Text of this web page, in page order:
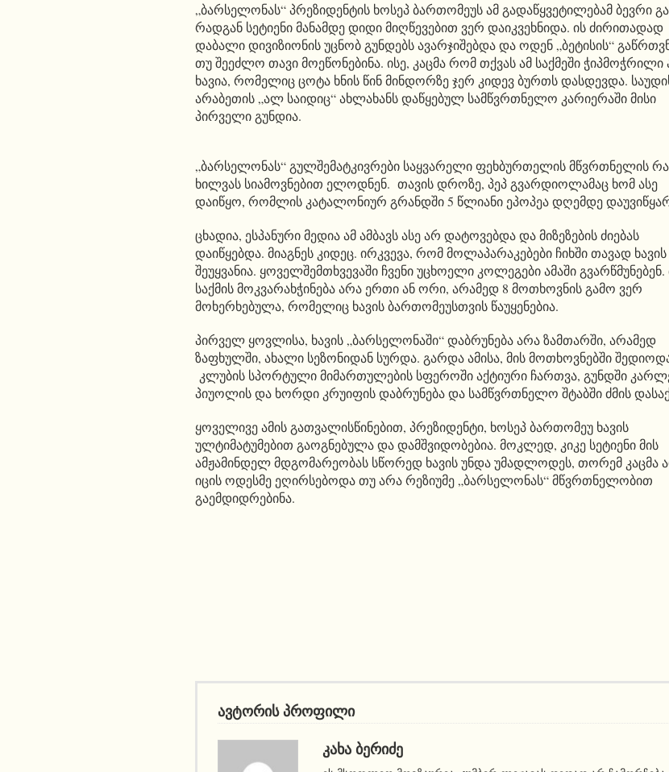
„ბარსელონას“ პრეზიდენტის ხოსეპ ბართომეუს ამ გადაწყვეტილებამ ბევრი
რადგან სეტიენი მანამდე დიდი მიღწევებით ვერ დაიკვეხნიდა. ის ძირითადად
დაბალი დივიზიონის უცნობ გუნდებს ავარჯიშებდა და ოდენ „ბეტისის“
თუ შეეძლო თავი მოეწონებინა. ისე, კაცმა რომ თქვას ამ საქმეში ჭიპმოჭრილი
ხავია, რომელიც ცოტა ხნის წინ მინდორზე ჯერ კიდევ ბურთს დასდევდა.
არაბეთის „ალ საიდიც“ ახლახანს დაწყებულ სამწვრთნელო კარიერაში მისი
პირველი გუნდია.
„ბარსელონას“ გულშემატკივრები საყვარელი ფეხბურთელის მწვრთნელის
ხილვას სიამოვნებით ელოდნენ. თავის დროზე, პეპ გვარდიოლამაც ხომ ასე
დაიწყო, რომლის კატალონიურ გრანდში 5 წლიანი ეპოპეა დღემდე
ცხადია, ესპანური მედია ამ ამბავს ასე არ დატოვებდა და მიზეზების ძიებას
დაიწყებდა. მიაგნეს კიდეც. ირკვევა, რომ მოლაპარაკებები ჩიხში თავად ხავის
შეუყვანია. ყოველშემთხვევაში ჩვენი უცხოელი კოლეგები ამაში გვარწმუნებენ.
საქმის მოკვარახჭინება არა ერთი ან ორი, არამედ 8 მოთხოვნის გამო ვერ
მოხერხებულა, რომელიც ხავის ბართომეუსთვის წაუყენებია.
პირველ ყოვლისა, ხავის „ბარსელონაში“ დაბრუნება არა ზამთარში, არამედ
ზაფხულში, ახალი სეზონიდან სურდა. გარდა ამისა, მის მოთხოვნებში
კლუბის სპორტული მიმართულების სფეროში აქტიური ჩართვა, გუნდში
პიუოლის და ხორდი კრუიფის დაბრუნება და სამწვრთნელო შტაბში ძმის
ყოველივე ამის გათვალისწინებით, პრეზიდენტი, ხოსეპ ბართომეუ ხავის
ულტიმატუმებით გაოგნებულა და დამშვიდობებია. მოკლედ, კიკე სეტიენი მის
ამჟამინდელ მდგომარეობას სწორედ ხავის უნდა უმადლოდეს, თორემ კაცმა
იცის ოდესმე ეღირსებოდა თუ არა რეზიუმე „ბარსელონას“ მწვრთნელობით
გაემდიდრებინა.
ავტორის პროფილი
ᲙᲐᲮᲐ ᲑᲔᲠᲘᲫᲔ